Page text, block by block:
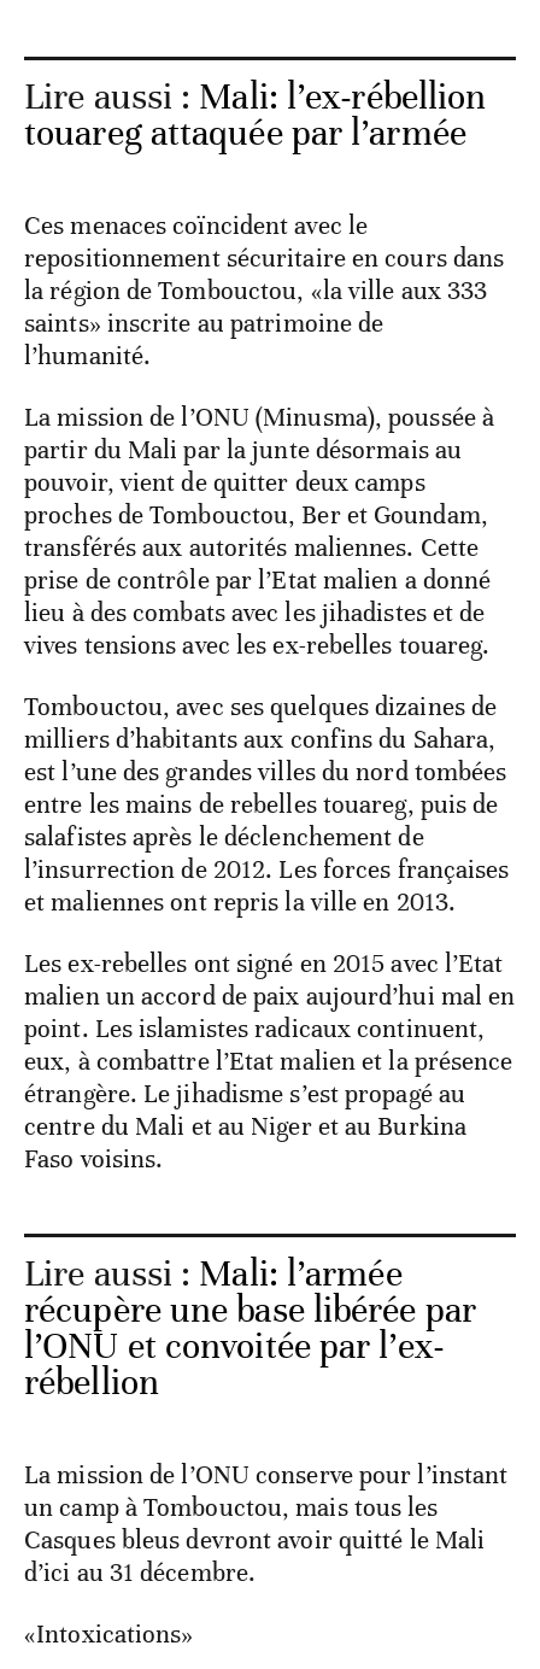
Lire aussi : Mali: l’ex-rébellion
touareg attaquée par l’armée
Ces menaces coïncident avec le
repositionnement sécuritaire en cours dans
la région de Tombouctou, «la ville aux 333
saints» inscrite au patrimoine de
l’humanité.
La mission de l’ONU (Minusma), poussée à
partir du Mali par la junte désormais au
pouvoir, vient de quitter deux camps
proches de Tombouctou, Ber et Goundam,
transférés aux autorités maliennes. Cette
prise de contrôle par l’Etat malien a donné
lieu à des combats avec les jihadistes et de
vives tensions avec les ex-rebelles touareg.
Tombouctou, avec ses quelques dizaines de
milliers d’habitants aux confins du Sahara,
est l’une des grandes villes du nord tombées
entre les mains de rebelles touareg, puis de
salafistes après le déclenchement de
l’insurrection de 2012. Les forces françaises
et maliennes ont repris la ville en 2013.
Les ex-rebelles ont signé en 2015 avec l’Etat
malien un accord de paix aujourd’hui mal en
point. Les islamistes radicaux continuent,
eux, à combattre l’Etat malien et la présence
étrangère. Le jihadisme s’est propagé au
centre du Mali et au Niger et au Burkina
Faso voisins.
Lire aussi : Mali: l’armée
récupère une base libérée par
l’ONU et convoitée par l’ex-
rébellion
La mission de l’ONU conserve pour l’instant
un camp à Tombouctou, mais tous les
Casques bleus devront avoir quitté le Mali
d’ici au 31 décembre.
«Intoxications»